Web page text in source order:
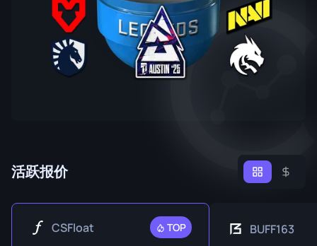
活跃报价
CSFloat TOP BUFF163